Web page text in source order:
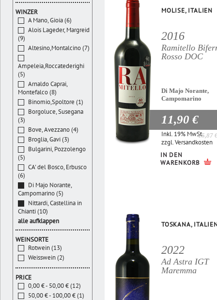
MOLISE, ITALIEN
2016
Ramitello
Rosso DOC
Di Majo Norante,
Campomarino
11,90 €
15,87
Inkl. 19% MwSt.
zzgl.Versandkosten
IN DEN
WARENKORB
TOSKANA,
2022
Ad Astra IGT
Maremma
WINZER
A Mano, Gioia (6)
Alois Lageder, Margreid
(9)
Altesino,Montalcino (7)
Ampeleia,Roccatederighi
(5)
Arnaldo Caprai,
Montefalco (8)
Binomio,Spoltore (1)
Borgoluce, Susegana
(3)
Bove, Avezzano (4)
Broglia, Gavi (3)
Bulgarini, Pozzolengo
(5)
CA' del Bosco, Erbusco
(6)
Di Majo Norante,
Campomarino (5)
Nittardi, Castellina in
Chianti (10)
alle aufklappen
WEINSORTE
Rotwein (13)
Weisswein (2)
PRICE
0,00 € - 50,00 € (12)
50,00 € - 100,00 € (1)